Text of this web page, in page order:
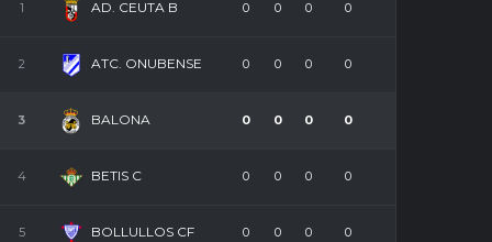
1 AD. CEUTA B 0 0 0 0
2 ATC. ONUBENSE 0 0 0 0
3 BALONA 0 0 0 0
4 BETIS C 0 0 0 0
5 BOLLULLOS CF 0 0 0 0